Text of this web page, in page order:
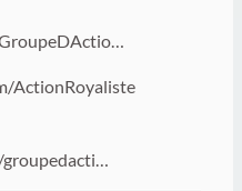
ActionRoyaliste